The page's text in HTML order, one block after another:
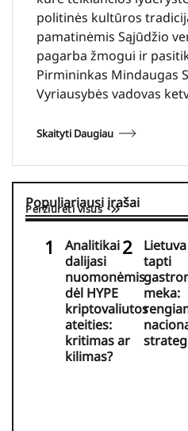
politinės kultūros
pamatinėmis Sąjūdžio
pagarba žmogui ir
Pirmininkas Mindaugas
Vyriausybės vadovas
Skaityti Daugiau
Populiariausi įrašai
Peržiūrėti visus
Analitikai
dalijasi
nuomonėmis
dėl HYPE
kriptovaliutos
ateities:
kritimas ar
kilimas?
tapti
meka: